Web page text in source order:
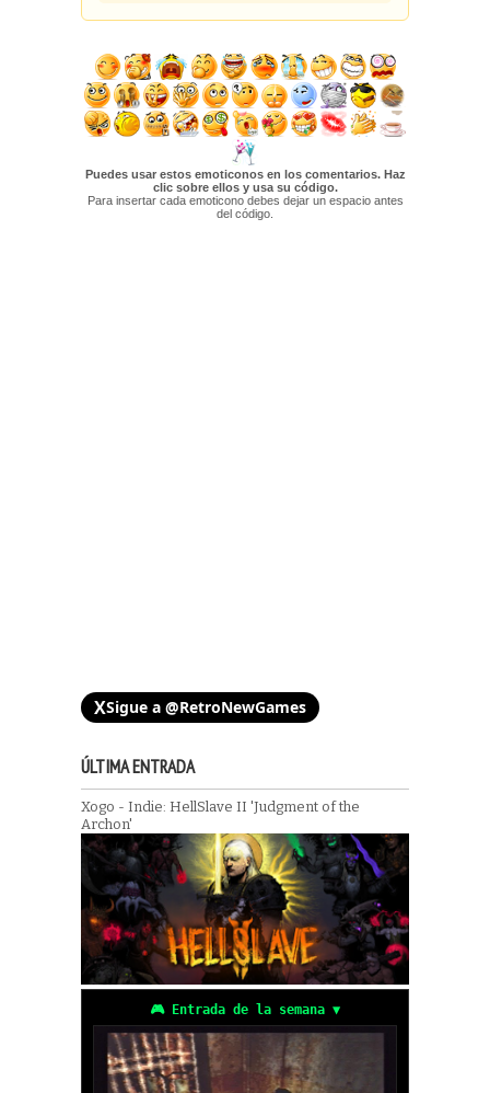
Puedes usar estos emoticonos en los comentarios. Haz
clic sobre ellos y usa su código.
Para insertar cada emoticono debes dejar un espacio antes
del código.
XSigue a @RetroNewGames
ÚLTIMA ENTRADA
Xogo - Indie: HellSlave II 'Judgment of the
Archon'
🎮 Entrada de la semana ▼